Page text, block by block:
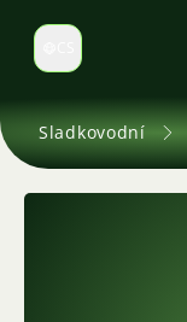
Select language
Sladkovodní